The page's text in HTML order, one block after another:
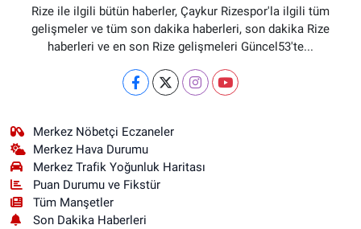
Rize ile ilgili bütün haberler, Çaykur Rizespor'la ilgili tüm
gelişmeler ve tüm son dakika haberleri, son dakika Rize
haberleri ve en son Rize gelişmeleri Güncel53'te...
Merkez Nöbetçi Eczaneler
Merkez Hava Durumu
Merkez Trafik Yoğunluk Haritası
Puan Durumu ve Fikstür
Tüm Manşetler
Son Dakika Haberleri